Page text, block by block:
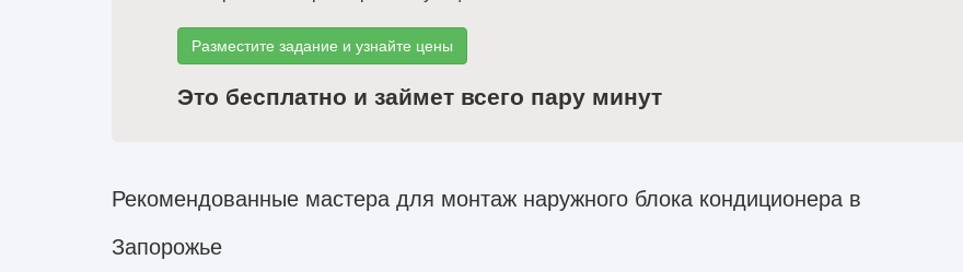
Разместите задание и узнайте цены
Это бесплатно и займет всего пару минут
Рекомендованные мастера для монтаж наружного блока кондиционера в
Запорожье